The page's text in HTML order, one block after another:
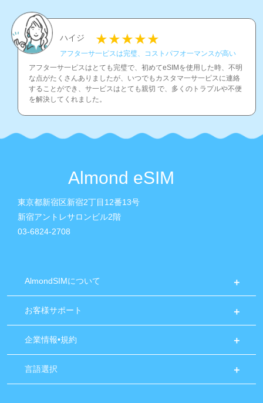
ハイジ
アフタ一サ一ピスは完璧、コストパフオ一マンスが高い
アフタ一サ一ピスはとても完璧で、初めてeSIMを使用した時、不明
な点がたくさんありましたが、いつでもカスタマ一サ一ピスに連絡
することができ、サ一ビスはとても親切 で、多くのトラプルや不便
を解決してくれました。
Almond eSIM
東京都新宿区新宿2丁目12番13号
新宿アントレサロンビル2階
03-6824-2708
AlmondSIMについて
お客様サポート
企業情報•規約
言語選択